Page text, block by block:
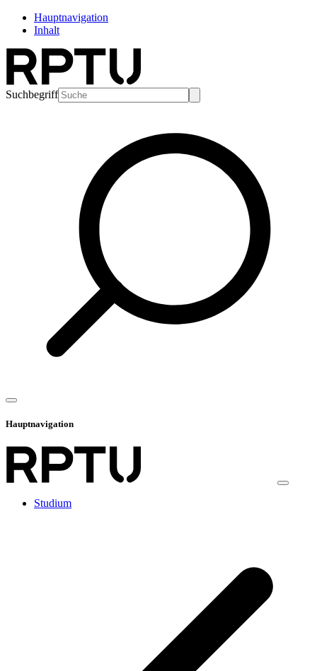
Hauptnavigation
Inhalt
Suchbegriff
Hauptnavigation
Studium